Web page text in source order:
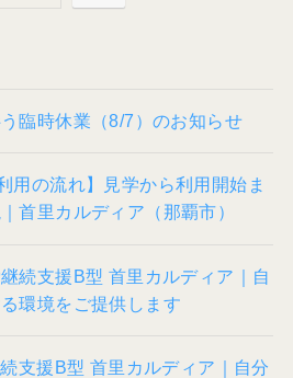
臨時休業（8/7）のお知らせ
用の流れ】見学から利用開始ま
首里カルディア（那覇市）
続支援B型 首里カルディア｜自
環境をご提供します
支援B型 首里カルディア｜自分